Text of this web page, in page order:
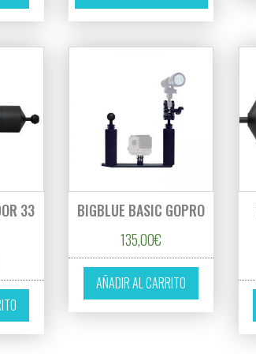
33
BIGBLUE BASIC GOPRO
135,00€
AÑADIR AL CARRITO